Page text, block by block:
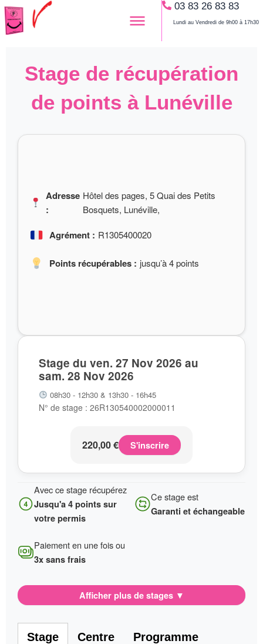
Aller
au
contenu
03 83 26 83 83
Lundi au Vendredi de 9h00 à 17h30
Stage de récupération
de points à Lunéville
Adresse
:
Hôtel des pages, 5 Quai des Petits
Bosquets, Lunéville,
Agrément : R1305400020
Points récupérables : jusqu’à 4 points
Stage du ven. 27 Nov 2026 au
sam. 28 Nov 2026
08h30 - 12h30 & 13h30 - 16h45
N° de stage : 26R130540002000011
220,00€ S'inscrire
Avec ce stage récupérez
Jusqu'a 4 points sur
votre permis
Ce stage est
Garanti et échangeable
Paiement en une fois ou
3x sans frais
Afficher plus de stages ▼
Stage Centre Programme